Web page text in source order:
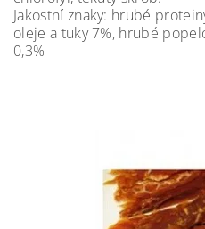
Jakostní znaky: hrubé
oleje a tuky 7%, hrubé
0,3%